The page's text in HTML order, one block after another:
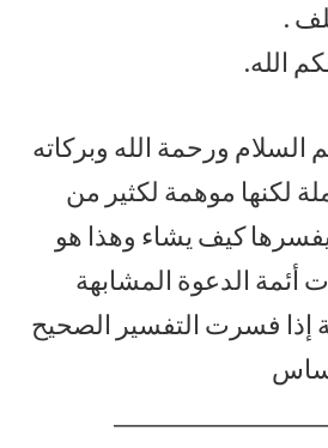
.
الله.
السلام ورحمة الله وبركاته
لكنها موهمة لكثير من
كيف يشاء وهذا هو
أئمة الدعوة المشابهة
إذا فسرت التفسير الصحيح